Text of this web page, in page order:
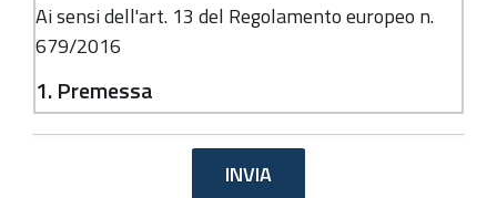
Ai sensi dell'art. 13 del Regolamento europeo n.
679/2016
1. Premessa
Ai sensi dell'art. 13 del Regolamento europeo n.
679/2016, la Giunta della Regione Emilia-